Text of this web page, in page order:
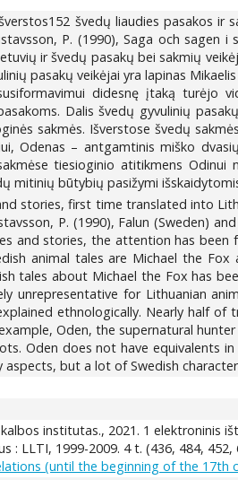
švedų liaudies pasakos ir
P. (1990), Saga och
ir švedų pasakų bei sakmių
pasakų veikėjai yra lapinas
didesnę įtaką turėjo
Dalis švedų gyvulinių
sakmės. Išverstose švedų
Odenas – antgamtinis miško
tiesioginio atitikmens
mitinių būtybių pasižymi
stories, first time translated into
P. (1990), Falun (Sweden)
and stories, the attention has
animal tales are Michael the
tales about Michael the Fox has
unrepresentative for Lithuanian
ethnologically. Nearly half
Oden, the supernatural
Oden does not have equivalents
but a lot of Swedish
institutas., 2021. 1 elektroninis
: LLTI, 1999-2009. 4 t. (436, 484, 452,
(until the beginning of the 17th